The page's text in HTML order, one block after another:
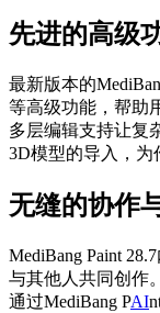
先进的高级
最新版本的
等高级功能，帮
多层编辑支持让复杂
3D模型的导入，为
无缝的协作
MediBang Paint
与其他人共同创作
通过MediBang PAI